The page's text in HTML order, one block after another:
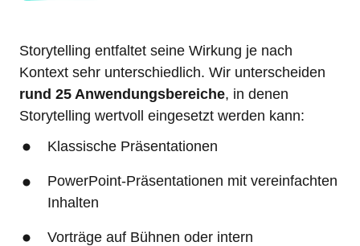
Storytelling entfaltet seine Wirkung je nach
rund 25 Anwendungsbereiche, in denen
Storytelling wertvoll eingesetzt werden kann:
Klassische Präsentationen
PowerPoint-Präsentationen mit vereinfachten
Inhalten
Vorträge auf Bühnen oder intern